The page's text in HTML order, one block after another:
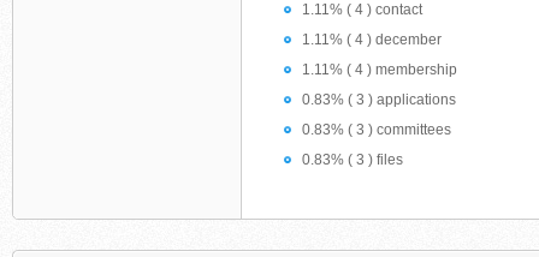
1.11% ( 4 ) contact
1.11% ( 4 ) december
1.11% ( 4 ) membership
0.83% ( 3 ) applications
0.83% ( 3 ) committees
0.83% ( 3 ) files